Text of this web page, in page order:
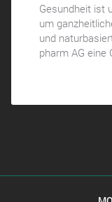
Gesundheit ist
um
und
pharm AG eine